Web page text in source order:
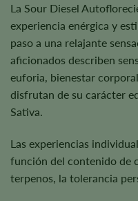
La Sour Diesel
experiencia enérgica y
paso a una relajante
aficionados describen
euforia, bienestar
disfrutan de su carácter
Sativa.
Las experiencias
función del contenido de
terpenos, la tolerancia